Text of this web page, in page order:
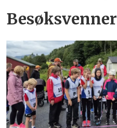
Besøksvenner